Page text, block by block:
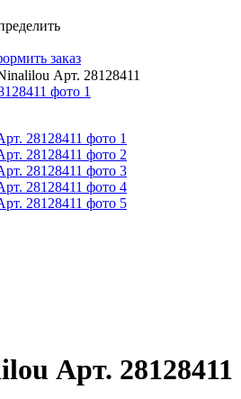
заказ
Арт. 28128411
Арт. 28128411